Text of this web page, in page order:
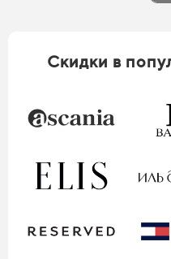
Скидки в